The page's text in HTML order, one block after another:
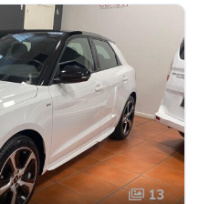
13